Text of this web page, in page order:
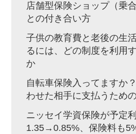
店舗型保険ショップ（乗合
との付き合い方
子供の教育費と老後の生
るには、どの制度を利用
か
自転車保険入ってますか
わせた相手に支払うため
ニッセイ学資保険が予定
1.35→0.85%、保険料も